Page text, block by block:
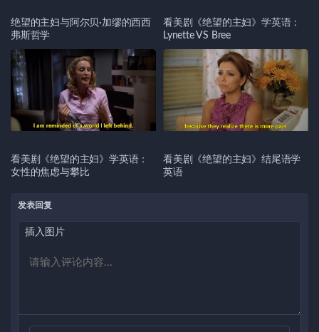
绝望的主妇与阿尔贝·加缪的西西
弗斯哲学
看美剧《绝望的主妇》学英语：
Lynette VS Bree
看美剧《绝望的主妇》学英语：
女性的焦虑与攀比
看美剧《绝望的主妇》结尾语学
英语
发表回复
插入图片